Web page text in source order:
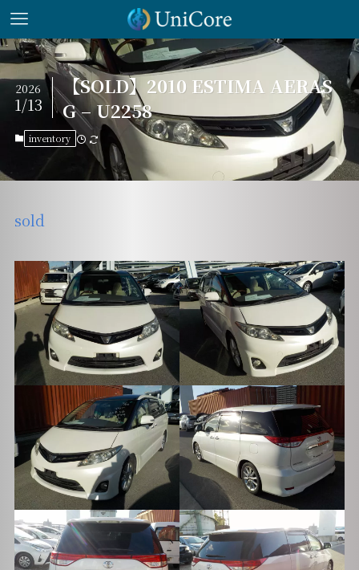
【SOLD】2010 ESTIMA AERAS
G – U2258
2026
1/13
inventory
sold